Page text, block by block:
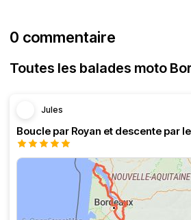
0 commentaire
Toutes les balades moto
Jules